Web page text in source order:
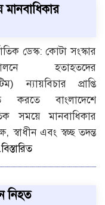
ডেস্ক: কোটা সংস্কার
হতাহতদের
ন্যায়বিচার প্রাপ্তি
করতে বাংলাদেশে
সময়ে মানবাধিকার
স্বাধীন এবং স্বচ্ছ তদন্ত
নিহত